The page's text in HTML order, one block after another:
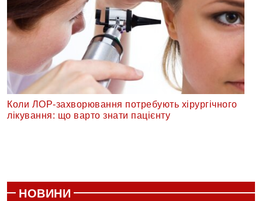
Коли ЛОР-захворювання потребують хірургічного
лікування: що варто знати пацієнту
НОВИНИ